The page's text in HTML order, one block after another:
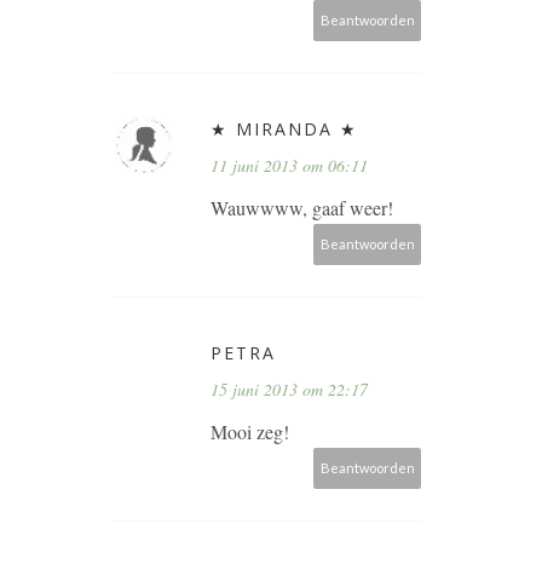
Beantwoorden
★ MIRANDA ★
11 juni 2013 om 06:11
Wauwwww, gaaf weer!
Beantwoorden
PETRA
15 juni 2013 om 22:17
Mooi zeg!
Beantwoorden